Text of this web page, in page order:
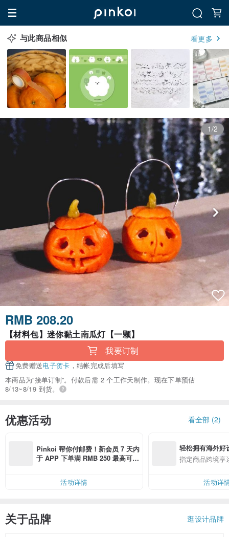
与此商品相似 看更多
1/2
RMB 208.20
【材料包】迷你黏土南瓜灯【一颗】
我要订制
免费赠送电子贺卡 ，结帐完成后填写
本商品为“接单订制”。付款后需 2 个工作天制作。现在下单预估
8/13~8/19 到货。
优惠活动 看全部 (2)
Pinkoi 帮你付邮费！新会员 7 天内
于 APP 下单满 RMB 250 最高可折
活动详情
轻松拥有海外好
指定商品跨境享
活动详
关于品牌 逛设计品牌